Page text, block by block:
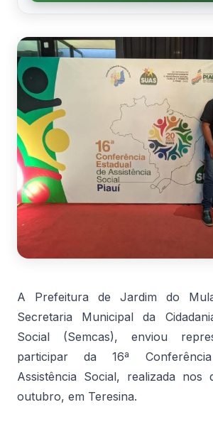
A Prefeitura de Jardim do
Secretaria Municipal da
Social (Semcas), enviou
participar da 16ª
Assistência Social, realizada nos
outubro, em Teresina.